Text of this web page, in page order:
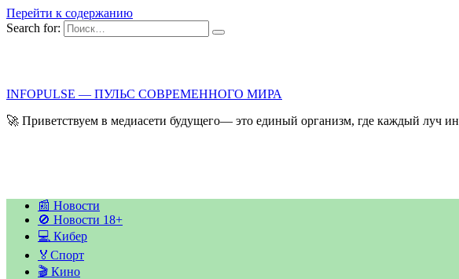
Перейти к содержанию
Search for:
INFOPULSE — ПУЛЬС СОВРЕМЕННОГО МИРА
🚀 Приветствуем в медиасети будущего— это единый организм, где каждый луч
📰 Новости
🚫 Новости 18+
💻 Кибер
🏅Спорт
🎬 Кино